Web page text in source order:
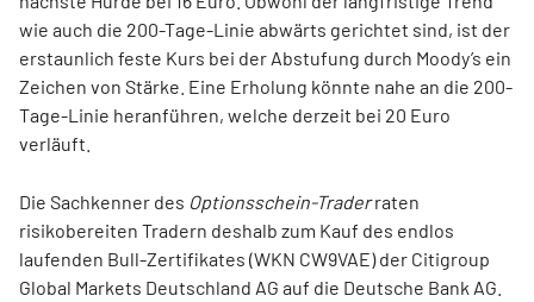
wie auch die 200-Tage-Linie abwärts gerichtet sind, ist der
erstaunlich feste Kurs bei der Abstufung durch Moody’s ein
Zeichen von Stärke. Eine Erholung könnte nahe an die 200-
Tage-Linie heranführen, welche derzeit bei 20 Euro
verläuft.
Die Sachkenner des Optionsschein-Traderraten
risikobereiten Tradern deshalb zum Kauf des endlos
laufenden Bull-Zertifikates (WKN CW9VAE) der Citigroup
Global Markets Deutschland AG auf die Deutsche Bank AG.